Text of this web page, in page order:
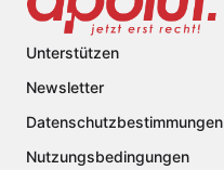
Unterstützen
Newsletter
Datenschutzbestimmungen
Nutzungsbedingungen